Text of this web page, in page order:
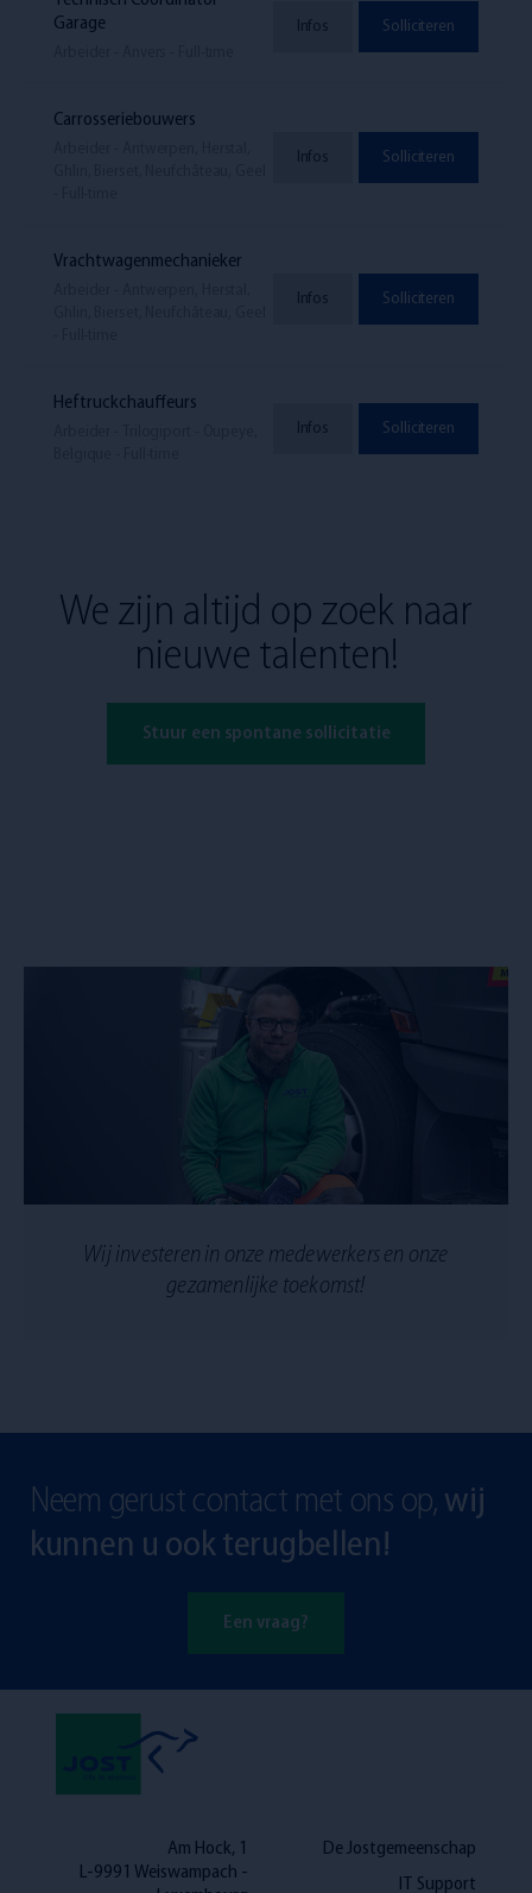
Garage
Infos Solliciteren
Carrosseriebouwers
Infos Solliciteren
Vrachtwagenmechanieker
Infos Solliciteren
Heftruckchauffeurs
Infos Solliciteren
We zijn altijd op zoek naar
nieuwe talenten!
Stuur een spontane sollicitatie
Wij investeren in onze medewerkers en onze
gezamenlijke toekomst!
Neem gerust contact met ons op, wij
kunnen u ook terugbellen!
Een vraag?
Am Hock, 1
L-9991 Weiswampach -
De Jostgemeenschap
IT Support